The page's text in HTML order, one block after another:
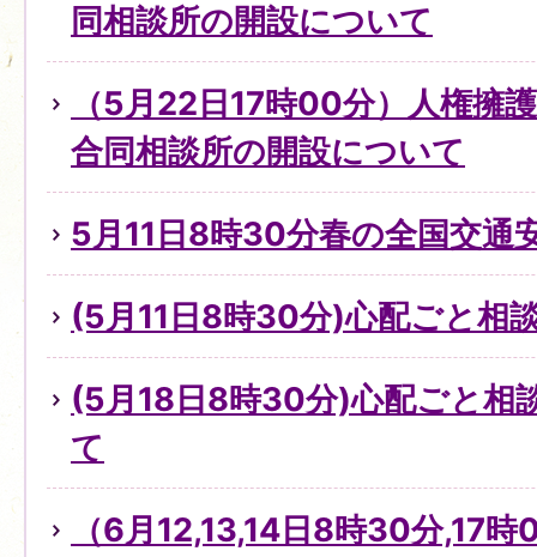
同相談所の開設について
（5月22日17時00分）人権擁
合同相談所の開設について
5月11日8時30分春の全国交通
(5月11日8時30分)心配ごと相
(5月18日8時30分)心配ごと相
て
（6月12,13,14日8時30分,17